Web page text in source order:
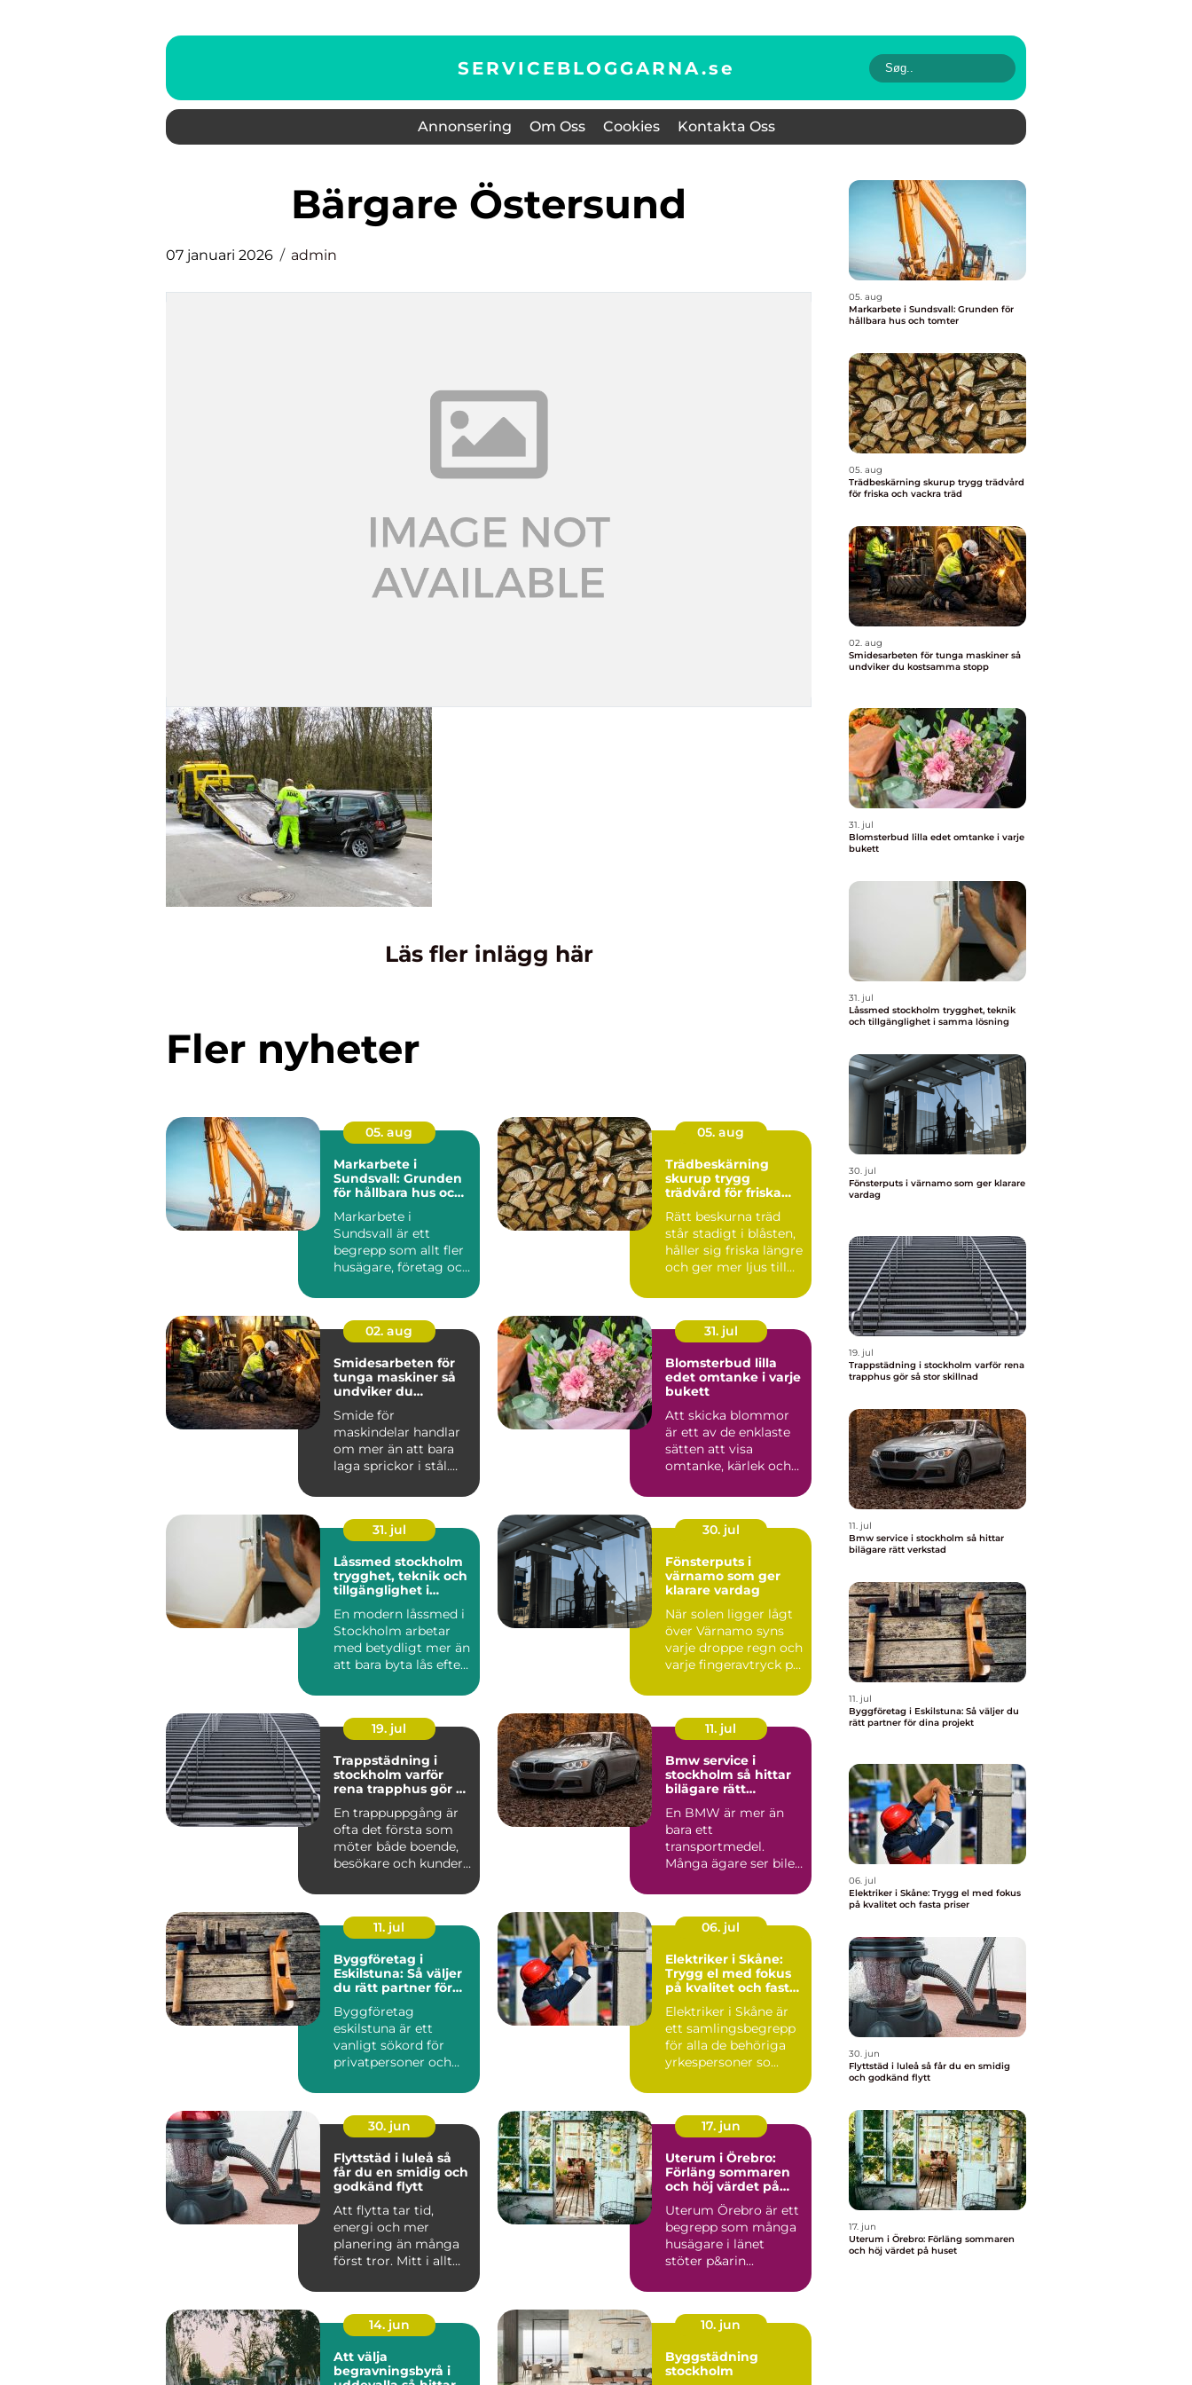
SERVICEBLOGGARNA.se
Annonsering Om Oss Cookies Kontakta Oss
bärgare Östersund
07 januari 2026 admin
Läs fler inlägg här
Fler nyheter
05. aug
Markarbete i
Sundsvall: Grunden
för hållbara hus och
Markarbete i
Sundsvall är ett
begrepp som allt fler
husägare, företag och
05. aug
Trädbeskärning
skurup trygg
trädvård för friska
Rätt beskurna träd
står stadigt i blåsten,
håller sig friska längre
och ger mer ljus till
02. aug
Smidesarbeten för
tunga maskiner så
undviker du
Smide för
maskindelar handlar
om mer än att bara
laga sprickor i stål.
bygg, entrep...
31. jul
Blomsterbud lilla
edet omtanke i varje
bukett
Att skicka blommor
är ett av de enklaste
sätten att visa
omtanke, kärlek och
kan ...
31. jul
Låssmed stockholm
trygghet, teknik och
tillgänglighet i
En modern låssmed i
Stockholm arbetar
med betydligt mer än
att bara byta lås efter
30. jul
Fönsterputs i
värnamo som ger
klarare vardag
När solen ligger lågt
över Värnamo syns
varje droppe regn och
varje fingeravtryck på
19. jul
Trappstädning i
stockholm varför
rena trapphus gör så
En trappuppgång är
ofta det första som
möter både boende,
besökare och kunder.
dammig...
11. jul
Bmw service i
stockholm så hittar
bilägare rätt
En BMW är mer än
bara ett
transportmedel.
Många ägare ser bilen
av teknik, komfor...
11. jul
Byggföretag i
Eskilstuna: Så väljer
du rätt partner för
Byggföretag
eskilstuna är ett
vanligt sökord för
privatpersoner och
06. jul
Elektriker i Skåne:
Trygg el med fokus
på kvalitet och fasta
Elektriker i Skåne är
ett samlingsbegrepp
för alla de behöriga
yrkespersoner so...
30. jun
Flyttstäd i luleå så
får du en smidig och
godkänd flytt
Att flytta tar tid,
energi och mer
planering än många
först tror. Mitt i allt
som...
17. jun
Uterum i Örebro:
Förläng sommaren
och höj värdet på
Uterum Örebro är ett
begrepp som många
husägare i länet
stöter p&arin...
14. jun
Att välja
begravningsbyrå i
10. jun
Byggstädning
stockholm
05. aug
Markarbete i Sundsvall: Grunden för
hållbara hus och tomter
05. aug
Trädbeskärning skurup trygg trädvård
för friska och vackra träd
02. aug
Smidesarbeten för tunga maskiner så
undviker du kostsamma stopp
31. jul
Blomsterbud lilla edet omtanke i varje
bukett
31. jul
Låssmed stockholm trygghet, teknik
och tillgänglighet i samma lösning
30. jul
Fönsterputs i värnamo som ger klarare
vardag
19. jul
Trappstädning i stockholm varför rena
trapphus gör så stor skillnad
11. jul
Bmw service i stockholm så hittar
bilägare rätt verkstad
11. jul
Byggföretag i Eskilstuna: Så väljer du
rätt partner för dina projekt
06. jul
Elektriker i Skåne: Trygg el med fokus
på kvalitet och fasta priser
30. jun
Flyttstäd i luleå så får du en smidig
och godkänd flytt
17. jun
Uterum i Örebro: Förläng sommaren
och höj värdet på huset